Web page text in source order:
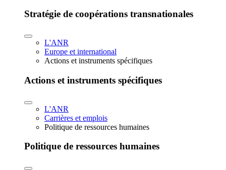
Stratégie de coopérations transnationales
L'ANR
Europe et international
Actions et instruments spécifiques
Actions et instruments spécifiques
L'ANR
Carrières et emplois
Politique de ressources humaines
Politique de ressources humaines